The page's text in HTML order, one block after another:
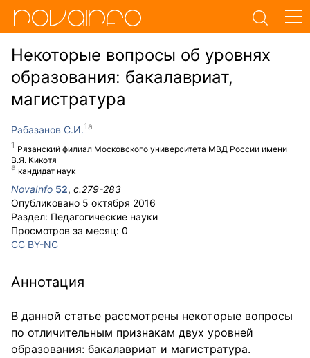
Некоторые вопросы об уровнях
образования: бакалавриат,
магистратура
Рабазанов С.И.
Рязанский филиал Московского университета МВД России имени
В.Я. Кикотя
кандидат наук
NovaInfo 52, с.279-283
Опубликовано 5 октября 2016
Раздел: Педагогические науки
Просмотров за месяц: 0
CC BY-NC
Аннотация
В данной статье рассмотрены некоторые вопросы
по отличительным признакам двух уровней
образования: бакалавриат и магистратура.